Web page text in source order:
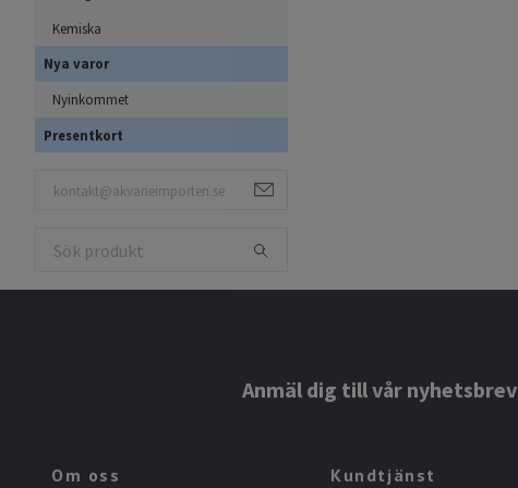
Kemiska
Nya varor
Nyinkommet
Presentkort
Anmäl dig till vår nyhetsbrev
Om oss Kundtjänst